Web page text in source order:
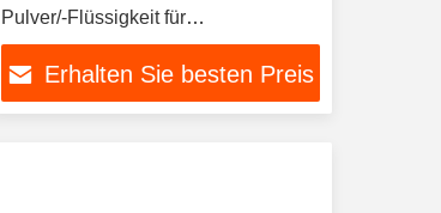
Pulver/-Flüssigkeit für
Temperaturbereich 30°C-70°C
Erhalten Sie besten Preis